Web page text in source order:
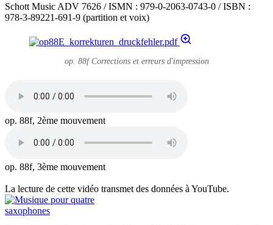
Schott Music ADV 7626 / ISMN : 979-0-2063-0743-0 / ISBN :
978-3-89221-691-9 (partition et voix)
op. 88f Corrections et erreurs d'impression
op. 88f, 2ème mouvement
op. 88f, 3ème mouvement
La lecture de cette vidéo transmet des données à YouTube.